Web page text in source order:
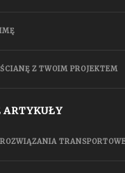
Z TWOIM PROJEKTEM
ARTYKUŁY